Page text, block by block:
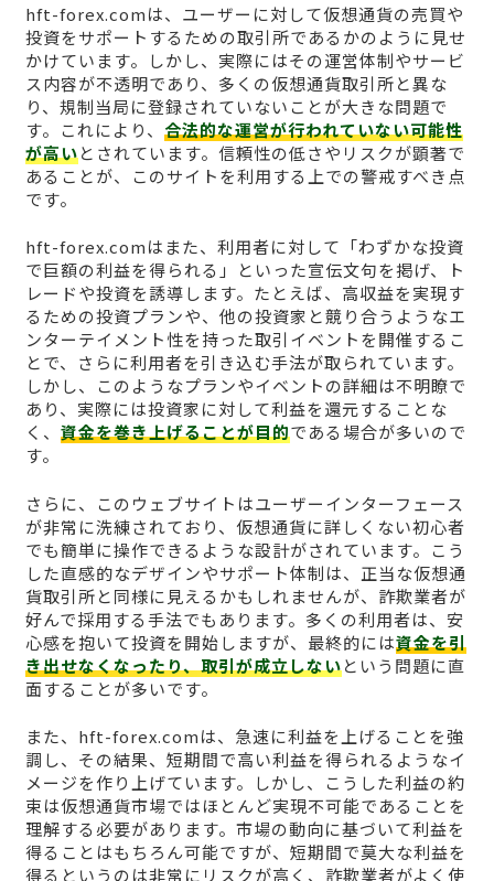
hft-forex.comは、ユーザーに対して仮想通貨の売買や
投資をサポートするための取引所であるかのように見せ
かけています。しかし、実際にはその運営体制やサービ
ス内容が不透明であり、多くの仮想通貨取引所と異な
り、規制当局に登録されていないことが大きな問題で
す。これにより、 合法的な運営が行われていない可能性
が高いとされています。信頼性の低さやリスクが顕著で
あることが、このサイトを利用する上での警戒すべき点
です。
hft-forex.comはまた、利用者に対して「わずかな投資
で巨額の利益を得られる」といった宣伝文句を掲げ、ト
レードや投資を誘導します。たとえば、高収益を実現す
るための投資プランや、他の投資家と競り合うようなエ
ンターテイメント性を持った取引イベントを開催するこ
とで、さらに利用者を引き込む手法が取られています。
しかし、このようなプランやイベントの詳細は不明瞭で
あり、実際には投資家に対して利益を還元することな
く、 資金を巻き上げることが目的である場合が多いので
す。
さらに、このウェブサイトはユーザーインターフェース
が非常に洗練されており、仮想通貨に詳しくない初心者
でも簡単に操作できるような設計がされています。こう
した直感的なデザインやサポート体制は、正当な仮想通
貨取引所と同様に見えるかもしれませんが、詐欺業者が
好んで採用する手法でもあります。多くの利用者は、安
心感を抱いて投資を開始しますが、最終的には資金を引
き出せなくなったり、取引が成立しないという問題に直
面することが多いです。
また、hft-forex.comは、急速に利益を上げることを強
調し、その結果、短期間で高い利益を得られるようなイ
メージを作り上げています。しかし、こうした利益の約
束は仮想通貨市場ではほとんど実現不可能であることを
理解する必要があります。市場の動向に基づいて利益を
得ることはもちろん可能ですが、短期間で莫大な利益を
得るというのは非常にリスクが高く、詐欺業者がよく使